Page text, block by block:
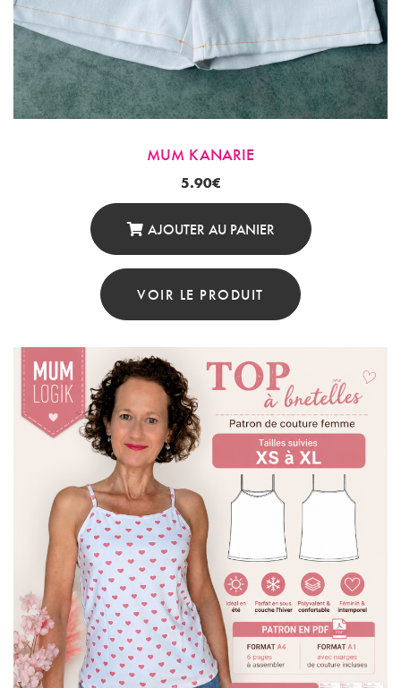
Du
Produit
MUM KANARIE
5.90€
AJOUTER AU PANIER
VOIR LE PRODUIT